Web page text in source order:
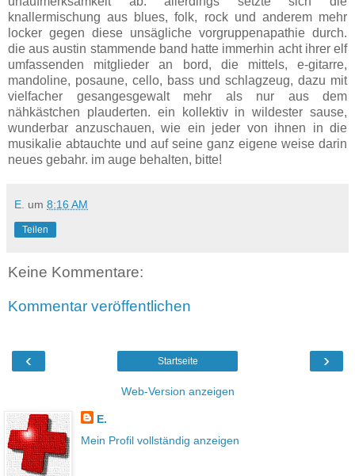
knallermischung aus blues, folk, rock und anderem mehr
locker gegen diese unsägliche vorgruppenapathie durch.
die aus austin stammende band hatte immerhin acht ihrer elf
umfassenden mitglieder an bord, die mittels, e-gitarre,
mandoline, posaune, cello, bass und schlagzeug, dazu mit
vielfacher gesangesgewalt mehr als nur aus dem
nähkästchen plauderten. ein kollektiv in wildester sause,
wunderbar anzuschauen, wie ein jeder von ihnen in die
musikalie abtauchte und auf seine ganz eigene weise darin
neues gebahr. im auge behalten, bitte!
E. um 8:16 AM
Teilen
Keine Kommentare:
Kommentar veröffentlichen
‹ ›
Startseite
Web-Version anzeigen
E.
Mein Profil vollständig anzeigen